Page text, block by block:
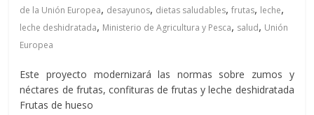
de la Unión Europea, desayunos, dietas saludables,frutas, leche,
leche deshidratada, Ministerio de Agricultura y Pesca, salud, Unión
Europea
Este proyecto modernizará las normas sobre zumos y
néctares de frutas, confituras de frutas y leche deshidratada
Frutas de hueso